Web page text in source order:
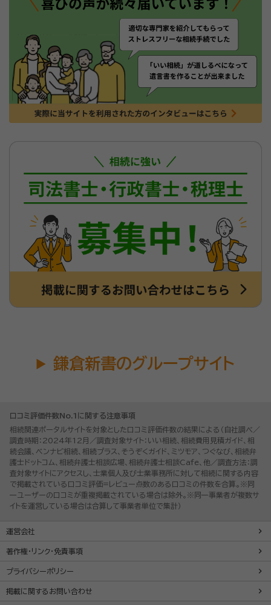
鎌倉新書のグループサイト
口コミ評価件数No.1に関する注意事項
相続関連ポータルサイトを対象とした口コミ評価件数の結果による（自社調べ／
調査時期：2024年12月／調査対象サイト：いい相続、相続費用見積ガイド、相
続会議、ベンナビ相続、相続プラス、そうぞくガイド、ミツモア、つぐなび、相続弁
護士ドットコム、相続弁護士相談広場、相続弁護士相談Cafe、他／調査方法：調
査対象サイトにアクセスし、士業個人及び士業事務所に対して相続に関する内容
で掲載されている口コミ評価=レビュー点数のある口コミの件数を合算。※同
一ユーザーの口コミが重複掲載されている場合は除外。※同一事業者が複数サ
イトを運営している場合は合算して事業者単位で集計）
運営会社
著作権・リンク・免責事項
プライバシーポリシー
掲載に関するお問い合わせ